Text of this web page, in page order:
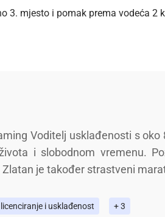
3. mjesto i pomak prema vodeća
Voditelj usklađenosti s
i slobodnom vremenu.
je također strastveni
i usklađenost + 3